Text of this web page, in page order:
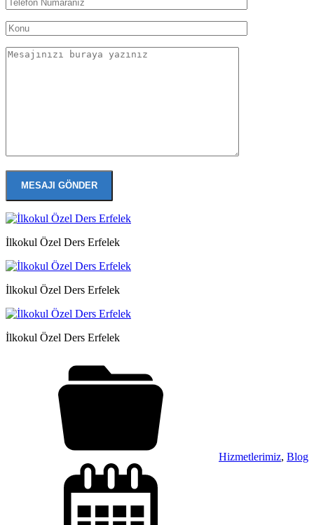
İlkokul Özel Ders Erfelek
İlkokul Özel Ders Erfelek
İlkokul Özel Ders Erfelek
Hizmetlerimiz, Blog